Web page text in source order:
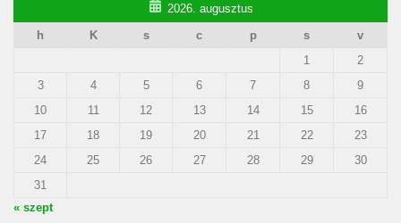
2026. augusztus
h
K s c p s
v
1
2
3
4 5 6 7 8
9
10
11 12 13 14 15
16
17
18 19 20 21 22
23
24
25 26 27 28 29
30
31
« szept